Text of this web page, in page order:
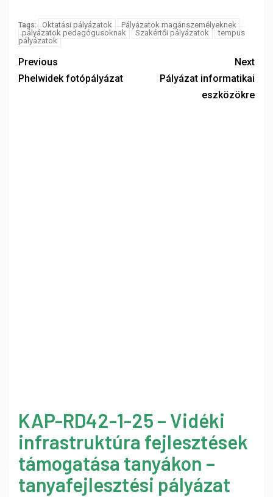
Tags: Oktatási pályázatok
Pályázatok magánszemélyeknek
pályázatok pedagógusoknak
Szakértői pályázatok
tempus
pályázatok
Previous
Phelwidek fotópályázat
Next
Pályázat informatikai
eszközökre
KAP-RD42-1-25 – Vidéki
infrastruktúra fejlesztések
támogatása tanyákon –
tanyafejlesztési pályázat